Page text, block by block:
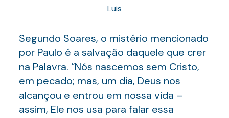
Luis
Segundo Soares, o mistério mencionado
por Paulo é a salvação daquele que crer
na Palavra. “Nós nascemos sem Cristo,
em pecado; mas, um dia, Deus nos
alcançou e entrou em nossa vida –
assim, Ele nos usa para falar essa